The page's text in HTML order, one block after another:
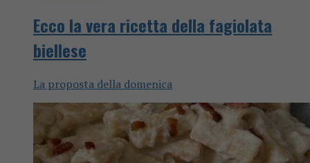
Ecco la vera ricetta della fagiolata
biellese
La proposta della domenica